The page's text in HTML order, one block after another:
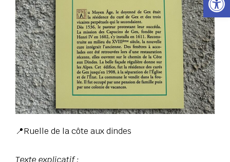
📍Ruelle de la côte aux dindes